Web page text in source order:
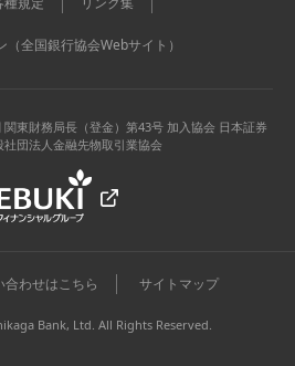
全国銀行協会Webサイト）
関東財務局長（登金）第43号 加入協会 日本証券
団法人金融先物取引業協会
わせはこちら サイトマップ
Bank, Ltd. All Rights Reserved.